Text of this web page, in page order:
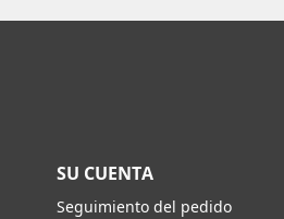
SU CUENTA
Seguimiento del pedido